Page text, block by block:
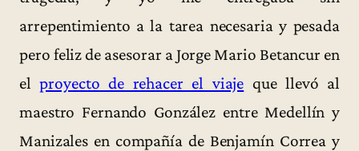
arrepentimiento a la tarea necesaria y pesada
pero feliz de asesorar a Jorge Mario Betancur en
elproyecto de rehacer el viaje que llevó al
maestro Fernando González entre Medellín y
Manizales en compañía de Benjamín Correa y